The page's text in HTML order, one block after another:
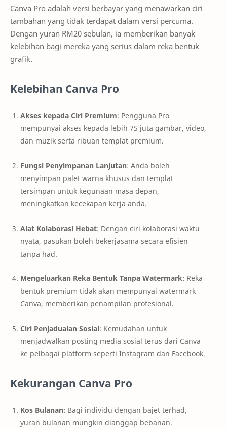
Canva Pro adalah versi berbayar yang menawarkan ciri
tambahan yang tidak terdapat dalam versi percuma.
Dengan yuran RM20 sebulan, ia memberikan banyak
kelebihan bagi mereka yang serius dalam reka bentuk
grafik.
Kelebihan Canva Pro
Akses kepada Ciri Premium: Pengguna Pro
mempunyai akses kepada lebih 75 juta gambar, video,
dan muzik serta ribuan templat premium.
Fungsi Penyimpanan Lanjutan: Anda boleh
menyimpan palet warna khusus dan templat
tersimpan untuk kegunaan masa depan,
meningkatkan kecekapan kerja anda.
Alat Kolaborasi Hebat: Dengan ciri kolaborasi waktu
nyata, pasukan boleh bekerjasama secara efisien
tanpa had.
Mengeluarkan Reka Bentuk Tanpa Watermark: Reka
bentuk premium tidak akan mempunyai watermark
Canva, memberikan penampilan profesional.
Ciri Penjadualan Sosial: Kemudahan untuk
menjadwalkan posting media sosial terus dari Canva
ke pelbagai platform seperti Instagram dan Facebook.
Kekurangan Canva Pro
Kos Bulanan: Bagi individu dengan bajet terhad,
yuran bulanan mungkin dianggap bebanan.